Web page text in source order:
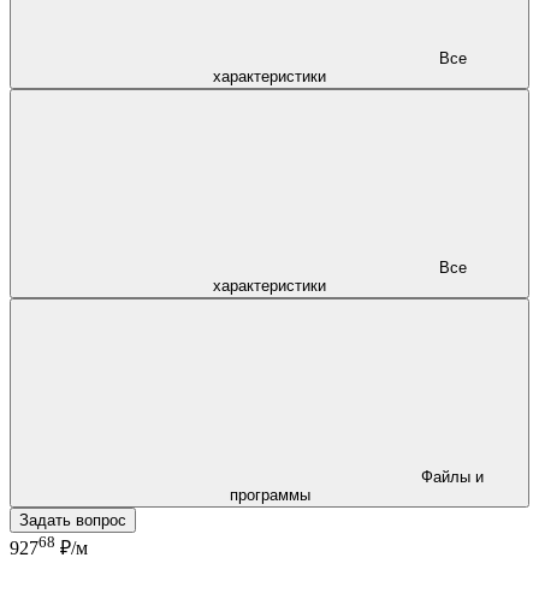
характеристики
характеристики
программы
Задать вопрос
92768 ₽/м